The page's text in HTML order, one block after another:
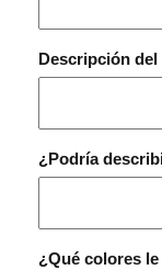
Descripción
¿Podría
¿Qué colores